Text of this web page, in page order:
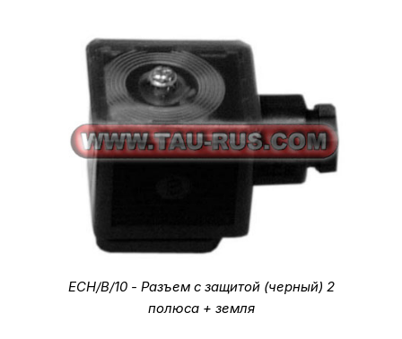
ECH/B/10 - Разъем с защитой (черный) 2
полюса + земля